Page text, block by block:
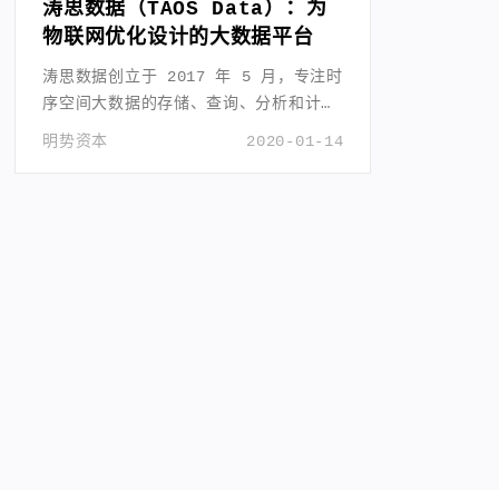
涛思数据（TAOS Data）：为
物联网优化设计的大数据平台
涛思数据创立于 2017 年 5 月，专注时
序空间大数据的存储、查询、分析和计
算。
2020-01-14
明势资本